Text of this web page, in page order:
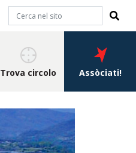
Trova circolo Assòciati!